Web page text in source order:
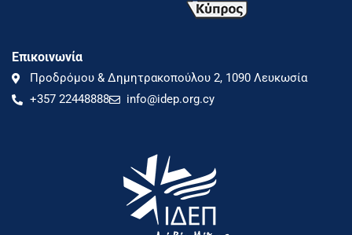
Επικοινωνία
Προδρόμου & Δημητρακοπούλου 2, 1090 Λευκωσία
+357 22448888
info@idep.org.cy